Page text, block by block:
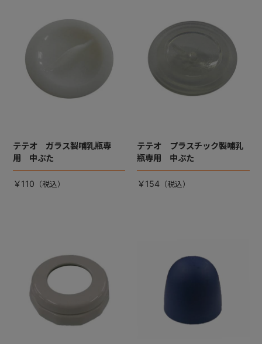
テテオ ガラス製哺乳瓶専
用 中ぶた
￥110
テテオ プラスチック製哺乳
瓶専用 中ぶた
￥154